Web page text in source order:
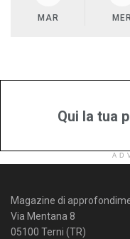
MAR
Qui la tua
Magazine di
Via Mentana 8
05100 Terni (TR)